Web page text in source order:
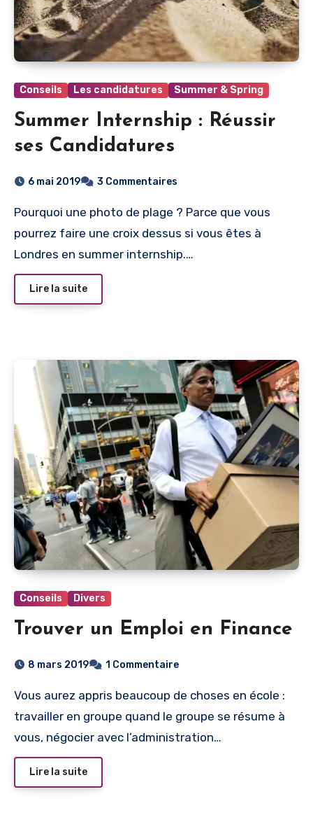
Conseils Les candidatures Summer & Spring
Summer Internship : Réussir
ses Candidatures
6 mai 2019 3 Commentaires
Pourquoi une photo de plage ? Parce que vous
pourrez faire une croix dessus si vous êtes à
Londres en summer internship.…
Lire la suite
Conseils Divers
Trouver un Emploi en Finance
8 mars 2019 1 Commentaire
Vous aurez appris beaucoup de choses en école :
travailler en groupe quand le groupe se résume à
vous, négocier avec l’administration…
Lire la suite